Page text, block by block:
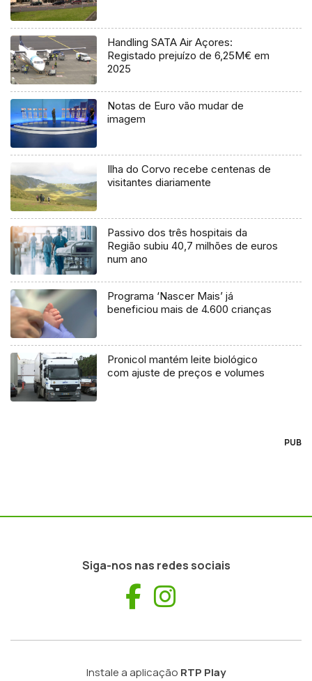
Handling SATA Air Açores:
Registado prejuízo de 6,25M€ em
2025
Notas de Euro vão mudar de
imagem
Ilha do Corvo recebe centenas de
visitantes diariamente
Passivo dos três hospitais da
Região subiu 40,7 milhões de euros
num ano
Programa ‘Nascer Mais’ já
beneficiou mais de 4.600 crianças
Pronicol mantém leite biológico
com ajuste de preços e volumes
PUB
Siga-nos nas redes sociais
Facebook
Instale a aplicação RTP Play